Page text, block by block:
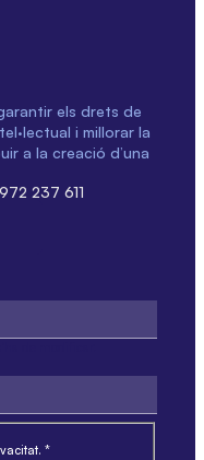
els drets de
i millorar la
a la creació d’una
237 611
*